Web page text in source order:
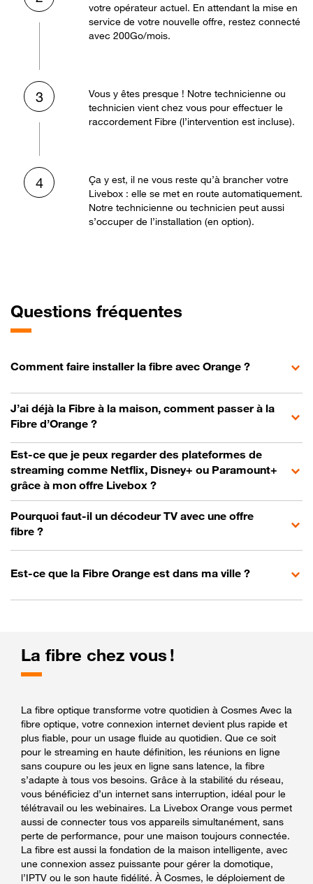
votre opérateur actuel. En attendant la mise en
service de votre nouvelle offre, restez connecté
avec 200Go/mois.
3
Vous y êtes presque ! Notre technicienne ou
technicien vient chez vous pour effectuer le
raccordement Fibre (l’intervention est incluse).
4
Ça y est, il ne vous reste qu’à brancher votre
Livebox : elle se met en route automatiquement.
Notre technicienne ou technicien peut aussi
s’occuper de l’installation (en option).
Questions fréquentes
Comment faire installer la fibre avec Orange ?
J’ai déjà la Fibre à la maison, comment passer à la
Fibre d’Orange ?
Est-ce que je peux regarder des plateformes de
streaming comme Netflix, Disney+ ou Paramount+
grâce à mon offre Livebox ?
Pourquoi faut-il un décodeur TV avec une offre
fibre ?
Est-ce que la Fibre Orange est dans ma ville ?
La fibre chez vous !
La fibre optique transforme votre quotidien à Cosmes Avec la
fibre optique, votre connexion internet devient plus rapide et
plus fiable, pour un usage fluide au quotidien. Que ce soit
pour le streaming en haute définition, les réunions en ligne
sans coupure ou les jeux en ligne sans latence, la fibre
s’adapte à tous vos besoins. Grâce à la stabilité du réseau,
vous bénéficiez d’un internet sans interruption, idéal pour le
télétravail ou les webinaires. La Livebox Orange vous permet
aussi de connecter tous vos appareils simultanément, sans
perte de performance, pour une maison toujours connectée.
La fibre est aussi la fondation de la maison intelligente, avec
une connexion assez puissante pour gérer la domotique,
l’IPTV ou le son haute fidélité. À Cosmes, le déploiement de